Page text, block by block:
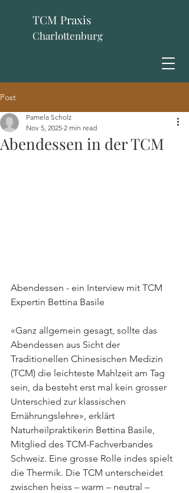
TCM Praxis
Charlottenburg
Post
Abendessen in der TCM
Pamela Scholz
Nov 5, 2025 2 min read
Abendessen - ein Interview mit TCM
Expertin Bettina Basile
«Ganz allgemein gesagt, sollte das
Abendessen aus Sicht der
Traditionellen Chinesischen Medizin
(TCM) die leichteste Mahlzeit am Tag
sein, da besteht erst mal kein grosser
Unterschied zur klassischen
Ernährungslehre», erklärt
Naturheilpraktikerin Bettina Basile,
Mitglied des TCM-Fachverbandes
Schweiz. Eine grosse Rolle indes spielt
die Thermik. Die TCM unterscheidet
zwischen heiss – warm – neutral –